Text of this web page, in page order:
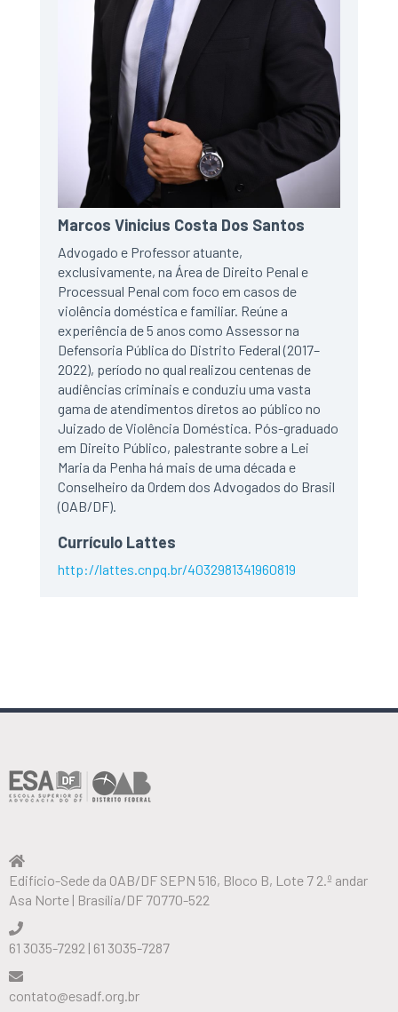
Marcos Vinicius Costa Dos Santos
Advogado e Professor atuante,
exclusivamente, na Área de Direito Penal e
Processual Penal com foco em casos de
violência doméstica e familiar. Reúne a
experiência de 5 anos como Assessor na
Defensoria Pública do Distrito Federal (2017–
2022), período no qual realizou centenas de
audiências criminais e conduziu uma vasta
gama de atendimentos diretos ao público no
Juizado de Violência Doméstica. Pós-graduado
em Direito Público, palestrante sobre a Lei
Maria da Penha há mais de uma década e
Conselheiro da Ordem dos Advogados do Brasil
(OAB/DF).
Currículo Lattes
http://lattes.cnpq.br/4032981341960819
Edifício-Sede da OAB/DF SEPN 516, Bloco B, Lote 7 2.º andar
Asa Norte | Brasília/DF 70770-522
61 3035-7292 | 61 3035-7287
contato@esadf.org.br